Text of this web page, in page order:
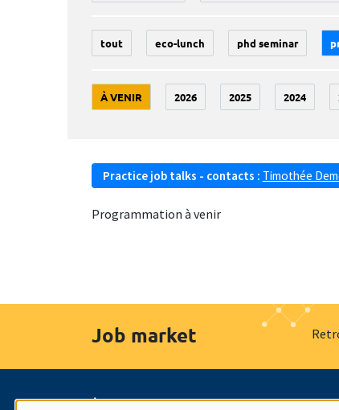
tout eco-lunch phd seminar
À VENIR 2026 2025 2024
Practice job talks - contacts : Timothée
Programmation à venir
Job market
À propos Nos engagements